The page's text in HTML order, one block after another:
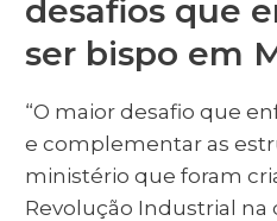
desafios que
ser bispo em
“O maior desafio que
e complementar as
ministério que foram
Revolução Industrial na